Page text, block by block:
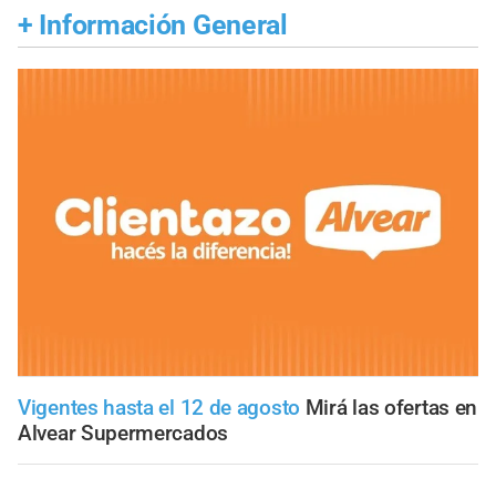
+ Información General
Vigentes hasta el 12 de agosto Mirá las ofertas en
Alvear Supermercados